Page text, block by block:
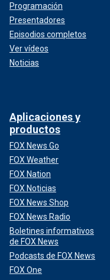
Programación
Presentadores
Episodios completos
Ver vídeos
Noticias
Aplicaciones y
productos
FOX News Go
FOX Weather
FOX Nation
FOX Noticias
FOX News Shop
FOX News Radio
Boletines informativos
de FOX News
Podcasts de FOX News
FOX One